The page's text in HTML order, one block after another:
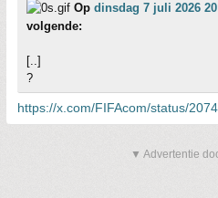
Op dinsdag 7 juli 2026
volgende:
[..]
?
https://x.com/FIFAcom/status/
▼ Advertentie